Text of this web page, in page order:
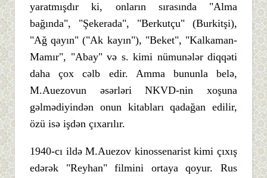
yaratmışdır ki, onların sırasında "Alma
bağında", "Şekerada", "Berkutçu" (Burkitşi),
"Ağ qayın" ("Ak kayın"), "Beket", "Kalkaman-
Mamır", "Abay" və s. kimi nümunələr diqqəti
daha çox cəlb edir. Amma bununla belə,
M.Auezovun əsərləri NKVD-nin xoşuna
gəlmədiyindən onun kitabları qadağan edilir,
özü isə işdən çıxarılır.
1940-cı ildə M.Auezov kinossenarist kimi çıxış
edərək "Reyhan" filmini ortaya qoyur. Rus